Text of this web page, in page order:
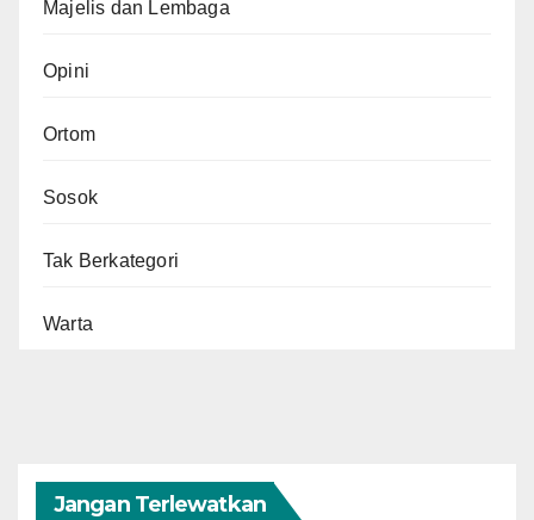
Majelis dan Lembaga
Opini
Ortom
Sosok
Tak Berkategori
Warta
Jangan Terlewatkan